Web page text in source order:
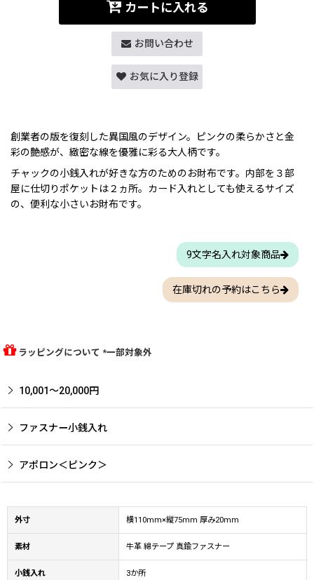
カートに入れる
お問い合わせ
お気に入り登録
創業者の版を復刻した異国風のデザイン。ピンクの柔らかさと金
彩の艶感が、緻密な線を優雅に彩る大人柄です。
チャックの小銭入れが好きな方のためのお財布です。内部を３部
屋に仕切りポケットは２ヵ所。カード入れとしても使えるサイズ
の、便利な小さいお財布です。
9文字名入れ対象商品
在庫切れの予約はこちら
ラッピングについて *一部対象外
10,001〜20,000円
ファスナー小銭入れ
アポロン＜ピンク＞
外寸 横110mm×縦75mm 厚み20mm
素材 牛革 綿テープ 真鍮ファスナー
小銭入れ 3か所